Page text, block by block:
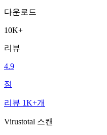
다운로드
10K+
리뷰
4.9
점
리뷰 1K+개
Virustotal 스캔